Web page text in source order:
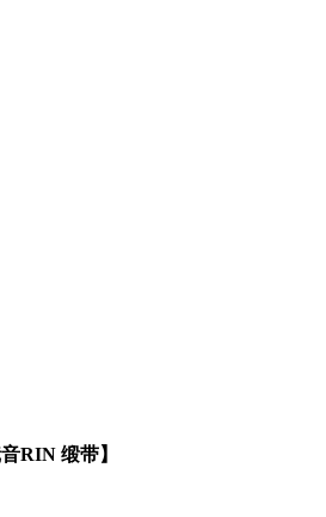
RIN 缎带】